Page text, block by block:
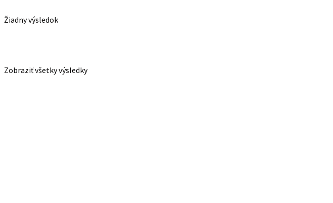
Žiadny výsledok
Zobraziť všetky výsledky